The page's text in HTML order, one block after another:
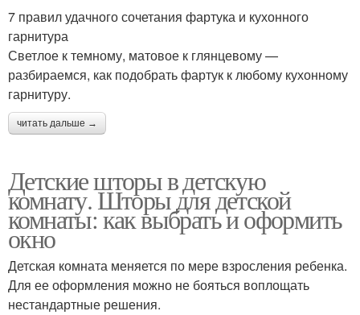
7 правил удачного сочетания фартука и кухонного
гарнитура
Светлое к темному, матовое к глянцевому —
разбираемся, как подобрать фартук к любому кухонному
гарнитуру.
читать дальше →
Детские шторы в детскую
комнату. Шторы для детской
комнаты: как выбрать и оформить
окно
Детская комната меняется по мере взросления ребенка.
Для ее оформления можно не бояться воплощать
нестандартные решения.